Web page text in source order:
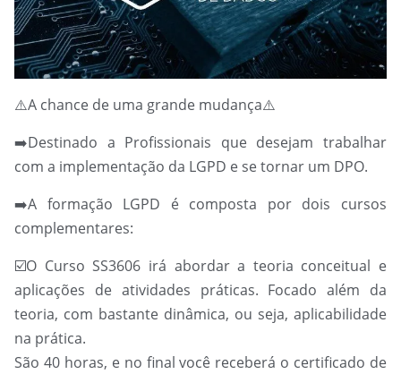
⚠️A chance de uma grande mudança⚠️
➡️Destinado a Profissionais que desejam trabalhar
com a implementação da LGPD e se tornar um DPO.
➡️A formação LGPD é composta por dois cursos
complementares:
☑️O Curso SS3606 irá abordar a teoria conceitual e
aplicações de atividades práticas. Focado além da
teoria, com bastante dinâmica, ou seja, aplicabilidade
na prática.
São 40 horas, e no final você receberá o certificado de